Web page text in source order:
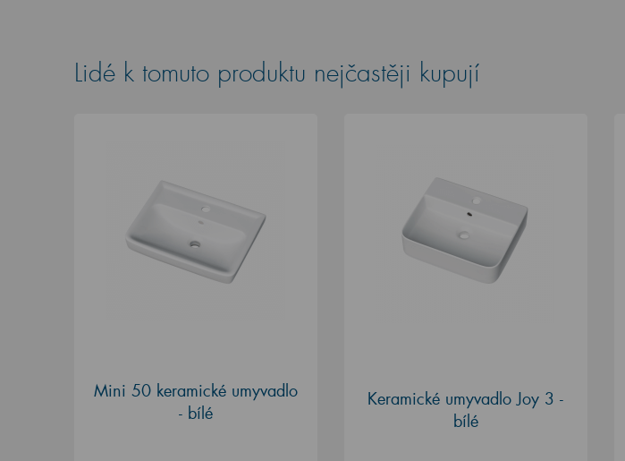
Lidé k tomuto produktu nejčastěji kupují
Mini 50 keramické umyvadlo
- bílé
Keramické umyvadlo Joy 3 -
bílé